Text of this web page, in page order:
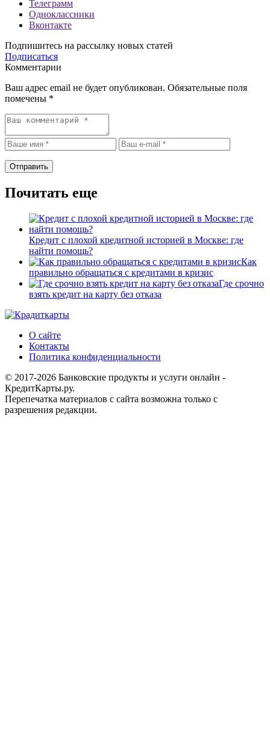
Телеграмм
Одноклассники
Вконтакте
Подпишитесь на рассылку новых статей
Подписаться
Комментарии
Ваш адрес email не будет опубликован. Обязательные поля
помечены *
Почитать еще
Кредит с плохой кредитной историей в Москве: где
найти помощь?
Как
правильно обращаться с кредитами в кризис
Где срочно
взять кредит на карту без отказа
О сайте
Контакты
Политика конфиденциальности
© 2017-2026 Банковские продукты и услуги онлайн -
КредитКарты.ру.
Перепечатка материалов с сайта возможна только с
разрешения редакции.